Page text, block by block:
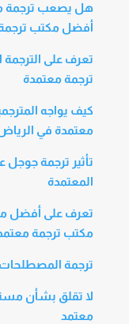
أفضل مكتب
ترجمة معتمدة
كيف يواجه
معتمدة في
المعتمدة
تعرف على أفضل
مكتب ترجمة
ترجمة المصطلحات
لا تقلق بشأن
معتمد